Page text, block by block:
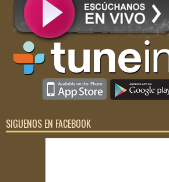
SIGUENOS EN FACEBOOK